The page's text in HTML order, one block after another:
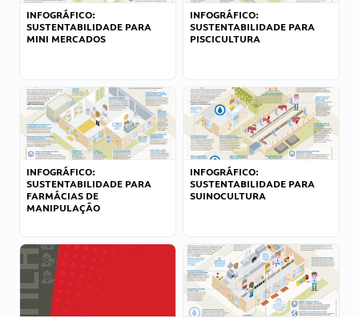
INFOGRÁFICO:
SUSTENTABILIDADE PARA
MINI MERCADOS
INFOGRÁFICO:
SUSTENTABILIDADE PARA
PISCICULTURA
INFOGRÁFICO:
SUSTENTABILIDADE PARA
FARMÁCIAS DE
MANIPULAÇÃO
INFOGRÁFICO:
SUSTENTABILIDADE PARA
SUINOCULTURA